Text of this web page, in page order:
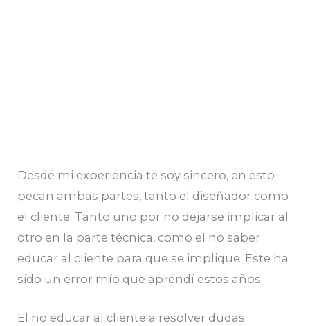
Desde mi experiencia te soy sincero, en esto
pecan ambas partes, tanto el diseñador como
el cliente. Tanto uno por no dejarse implicar al
otro en la parte técnica, como el no saber
educar al cliente para que se implique. Este ha
sido un error mío que aprendí estos años.
El no educar al cliente a resolver dudas